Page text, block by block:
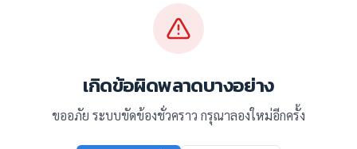
เกิดข้อผิดพลาดบางอย่าง
ขออภัย ระบบขัดข้องชั่วคราว กรุณาลองใหม่อีกครั้ง